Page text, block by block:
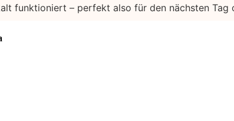
funktioniert – perfekt also für den nächsten Tag